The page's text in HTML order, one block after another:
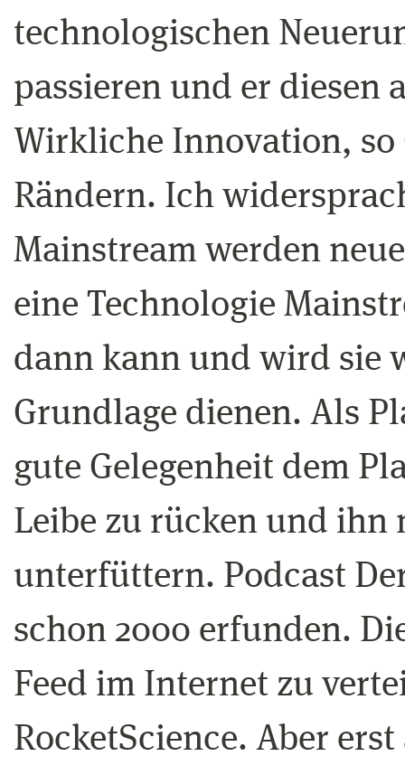
technologischen
passieren und er diesen
Wirkliche Innovation, so
Rändern. Ich
Mainstream werden
eine Technologie
dann kann und wird sie
Grundlage dienen. Als
gute Gelegenheit dem
Leibe zu rücken und ihn
unterfüttern. Podcast
schon 2000 erfunden.
Feed im Internet zu
RocketScience. Aber